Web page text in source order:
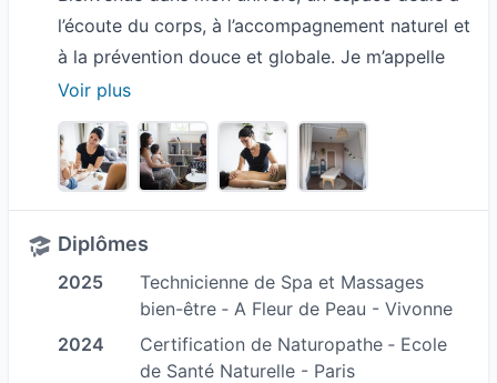
l’écoute du corps, à l’accompagnement naturel et
à la prévention douce et globale. Je m’appelle
Marion Régnier, je suis naturopathe certifiée et
praticienne diplômée en massages bien-être,
installée à Angoulême, au 25 rue des Agriers,
dans un cabinet chaleureux et apaisant. J’y
accueille principalement les femmes et les
enfants, dans un cadre bienveillant, sécurisant et
profondément humain.
Mon approche s’appuie à la fois sur des
connaissances scientifiques, une expérience
personnelle de transformation, et une vision
Voir plus
Diplômes
2025
Technicienne de Spa et Massages
bien-être ‐ A Fleur de Peau - Vivonne
2024
Certification de Naturopathe ‐ Ecole
de Santé Naturelle - Paris